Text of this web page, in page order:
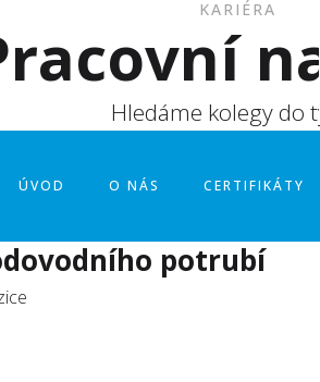
volejte nám:
ÚVOD O NÁS CERTIFIKÁTY
KARIÉRA
Hledáme kolegy do
potrubí